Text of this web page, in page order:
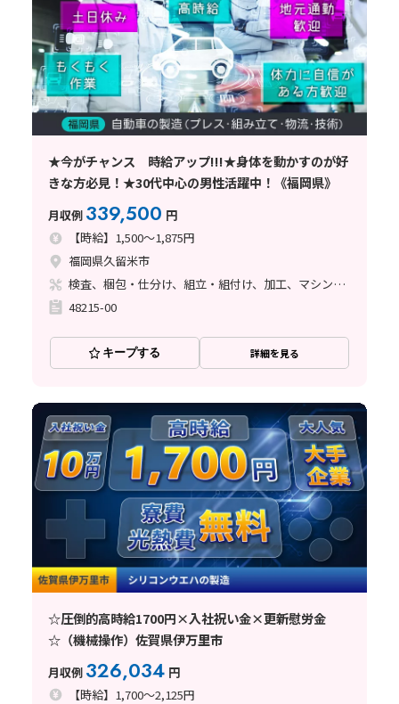
★今がチャンス 時給アップ!!!★身体を動かすのが好
きな方必見！★30代中心の男性活躍中！《福岡県》
月収例 339,500 円
【時給】1,500～1,875円
福岡県久留米市
検査、梱包・仕分け、組立・組付け、加工、マシンオペレーター、立ち作業
48215-00
キープする 詳細を見る
☆圧倒的高時給1700円×入社祝い金×更新慰労金
☆（機械操作）佐賀県伊万里市
月収例 326,034 円
【時給】1,700～2,125円